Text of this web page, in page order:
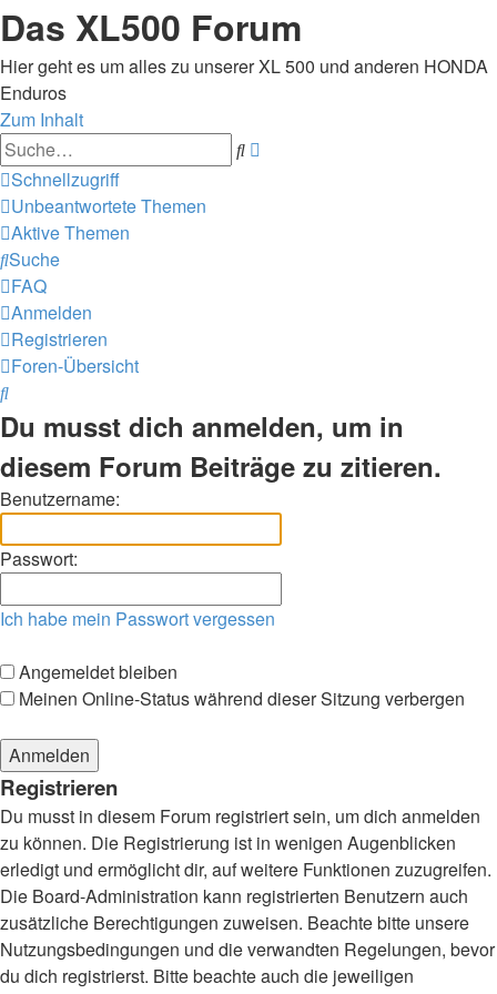
Das XL500 Forum
Hier geht es um alles zu unserer XL 500 und anderen HONDA
Enduros
Zum Inhalt
Suche
Schnellzugriff
Unbeantwortete Themen
Aktive Themen
Suche
FAQ
Anmelden
Registrieren
Foren-Übersicht
Suche
Du musst dich anmelden, um in
diesem Forum Beiträge zu zitieren.
Benutzername:
Passwort:
Ich habe mein Passwort vergessen
Angemeldet bleiben
Meinen Online-Status während dieser Sitzung verbergen
Registrieren
Du musst in diesem Forum registriert sein, um dich anmelden
zu können. Die Registrierung ist in wenigen Augenblicken
erledigt und ermöglicht dir, auf weitere Funktionen zuzugreifen.
Die Board-Administration kann registrierten Benutzern auch
zusätzliche Berechtigungen zuweisen. Beachte bitte unsere
Nutzungsbedingungen und die verwandten Regelungen, bevor
du dich registrierst. Bitte beachte auch die jeweiligen